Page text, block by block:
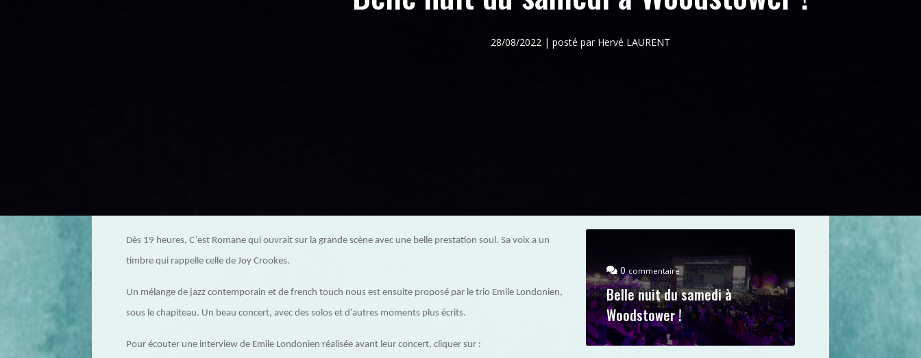
28/08/2022 | posté par Hervé LAURENT
Dès 19 heures, C’est Romane qui ouvrait sur la grande scène avec une belle prestation soul. Sa voix a un
timbre qui rappelle celle de Joy Crookes.
Un mélange de jazz contemporain et de french touch nous est ensuite proposé par le trio Emile Londonien,
sous le chapiteau. Un beau concert, avec des solos et d’autres moments plus écrits.
Pour écouter une interview de Emile Londonien réalisée avant leur concert, cliquer sur :
0commentaire
Belle nuit du samedi à
Woodstower !